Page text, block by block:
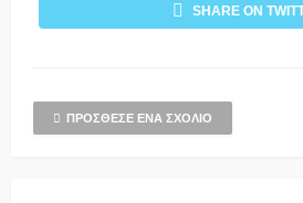
SHARE ON
ΠΡΌΣΘΕΣΕ ΈΝΑ ΣΧΌΛΙΟ